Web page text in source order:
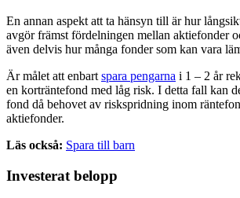
En annan aspekt att ta hänsyn till är hur
avgör främst fördelningen mellan aktiefonder
även delvis hur många fonder som kan vara
Är målet att enbart spara pengarna i 1 – 2 år
en korträntefond med låg risk. I detta fall kan
fond då behovet av riskspridning inom
aktiefonder.
Läs också: Spara till barn
Investerat belopp